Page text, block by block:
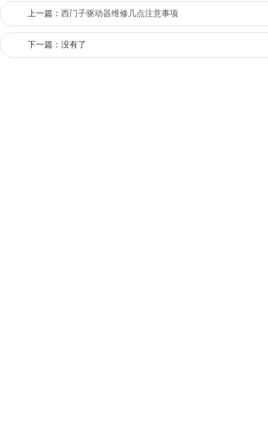
上一篇： 西门子驱动器维修几点注意事项
下一篇：没有了